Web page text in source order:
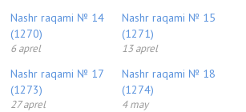
Nashr raqami № 14
(1270)
6 aprel
Nashr raqami № 15
(1271)
13 aprel
Nashr raqami № 17
(1273)
27 aprel
Nashr raqami № 18
(1274)
4 may